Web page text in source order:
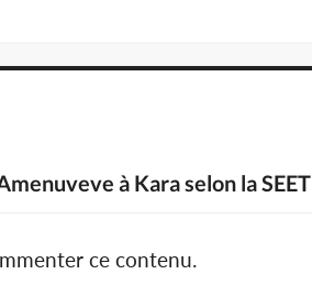
à Kara selon la SEET
ce contenu.